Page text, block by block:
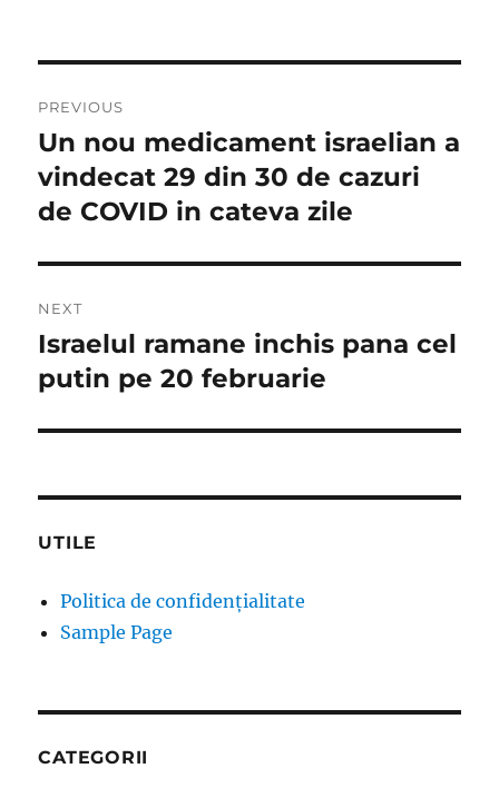
în
articole
PREVIOUS
Previous
post:
Un nou medicament israelian a
vindecat 29 din 30 de cazuri
de COVID in cateva zile
NEXT
Next
post:
Israelul ramane inchis pana cel
putin pe 20 februarie
UTILE
Politica de confidențialitate
Sample Page
CATEGORII